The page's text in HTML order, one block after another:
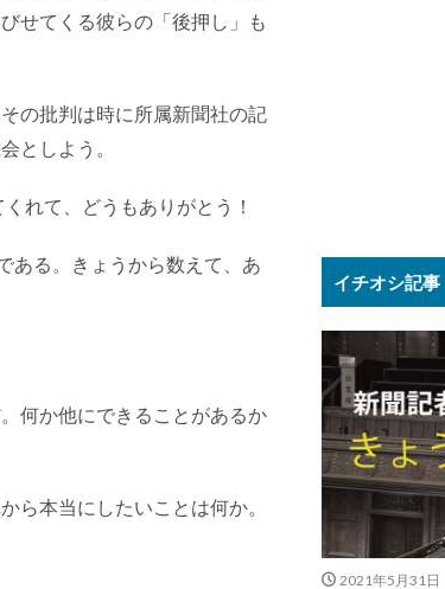
せてくる彼らの「後押し」も
の批判は時に所属新聞社の記
としよう。
れて、どうもありがとう！
ある。きょうから数えて、あ
何か他にできることがあるか
ら本当にしたいことは何か。
イチオシ記事
2021年5月31日